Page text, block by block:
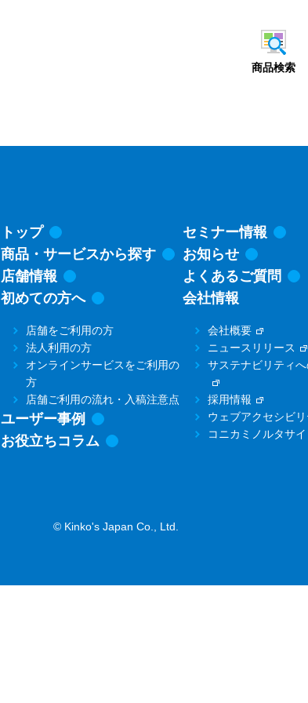
商品検索
トップ
商品・サービスから探す
店舗情報
初めての方へ
店舗をご利用の方
法人利用の方
オンラインサービスをご利用の
方
店舗ご利用の流れ・入稿注意点
ユーザー事例
お役立ちコラム
セミナー情報
お知らせ
よくあるご質問
会社情報
会社概要
ニュースリリース
サステナビリティ
採用情報
ウェブアクセシビリ
コニカミノルタサイ
© Kinko's Japan Co., Ltd.